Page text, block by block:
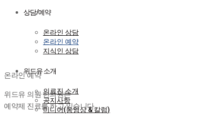
상담/예약
온라인 상담
온라인 예약
지식인 상담
위드유 소개
의료진 소개
공지사항
미디어(동영상 & 칼럼)
온라인 예약
온라인 예약
위드유 의원·한의원은
예약제 진료를 하고 있습니다